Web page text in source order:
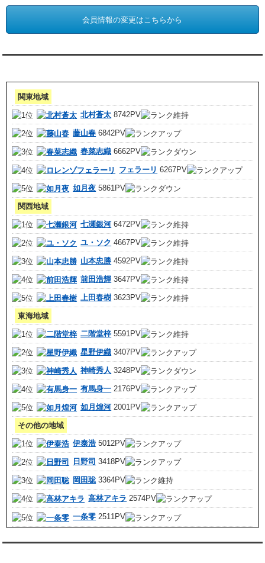
会員情報の変更はこちらから
関東地域
北村蒼太 8742PV
藤山春 6842PV
春菜志織 6662PV
フェラーリ 6267PV
如月夜 5861PV
関西地域
七瀬銀河6472PV
ユ・ソク 4667PV
山本忠勝 4592PV
前田浩輝 3647PV
上田春樹 3623PV
東海地域
二階堂梓 5591PV
星野伊織 3407PV
神崎秀人 3248PV
有馬身一 2176PV
如月煌河2001PV
その他の地域
伊泰浩 5012PV
日野司 3418PV
岡田聡3364PV
高林アキラ 2574PV
一条零 2511PV